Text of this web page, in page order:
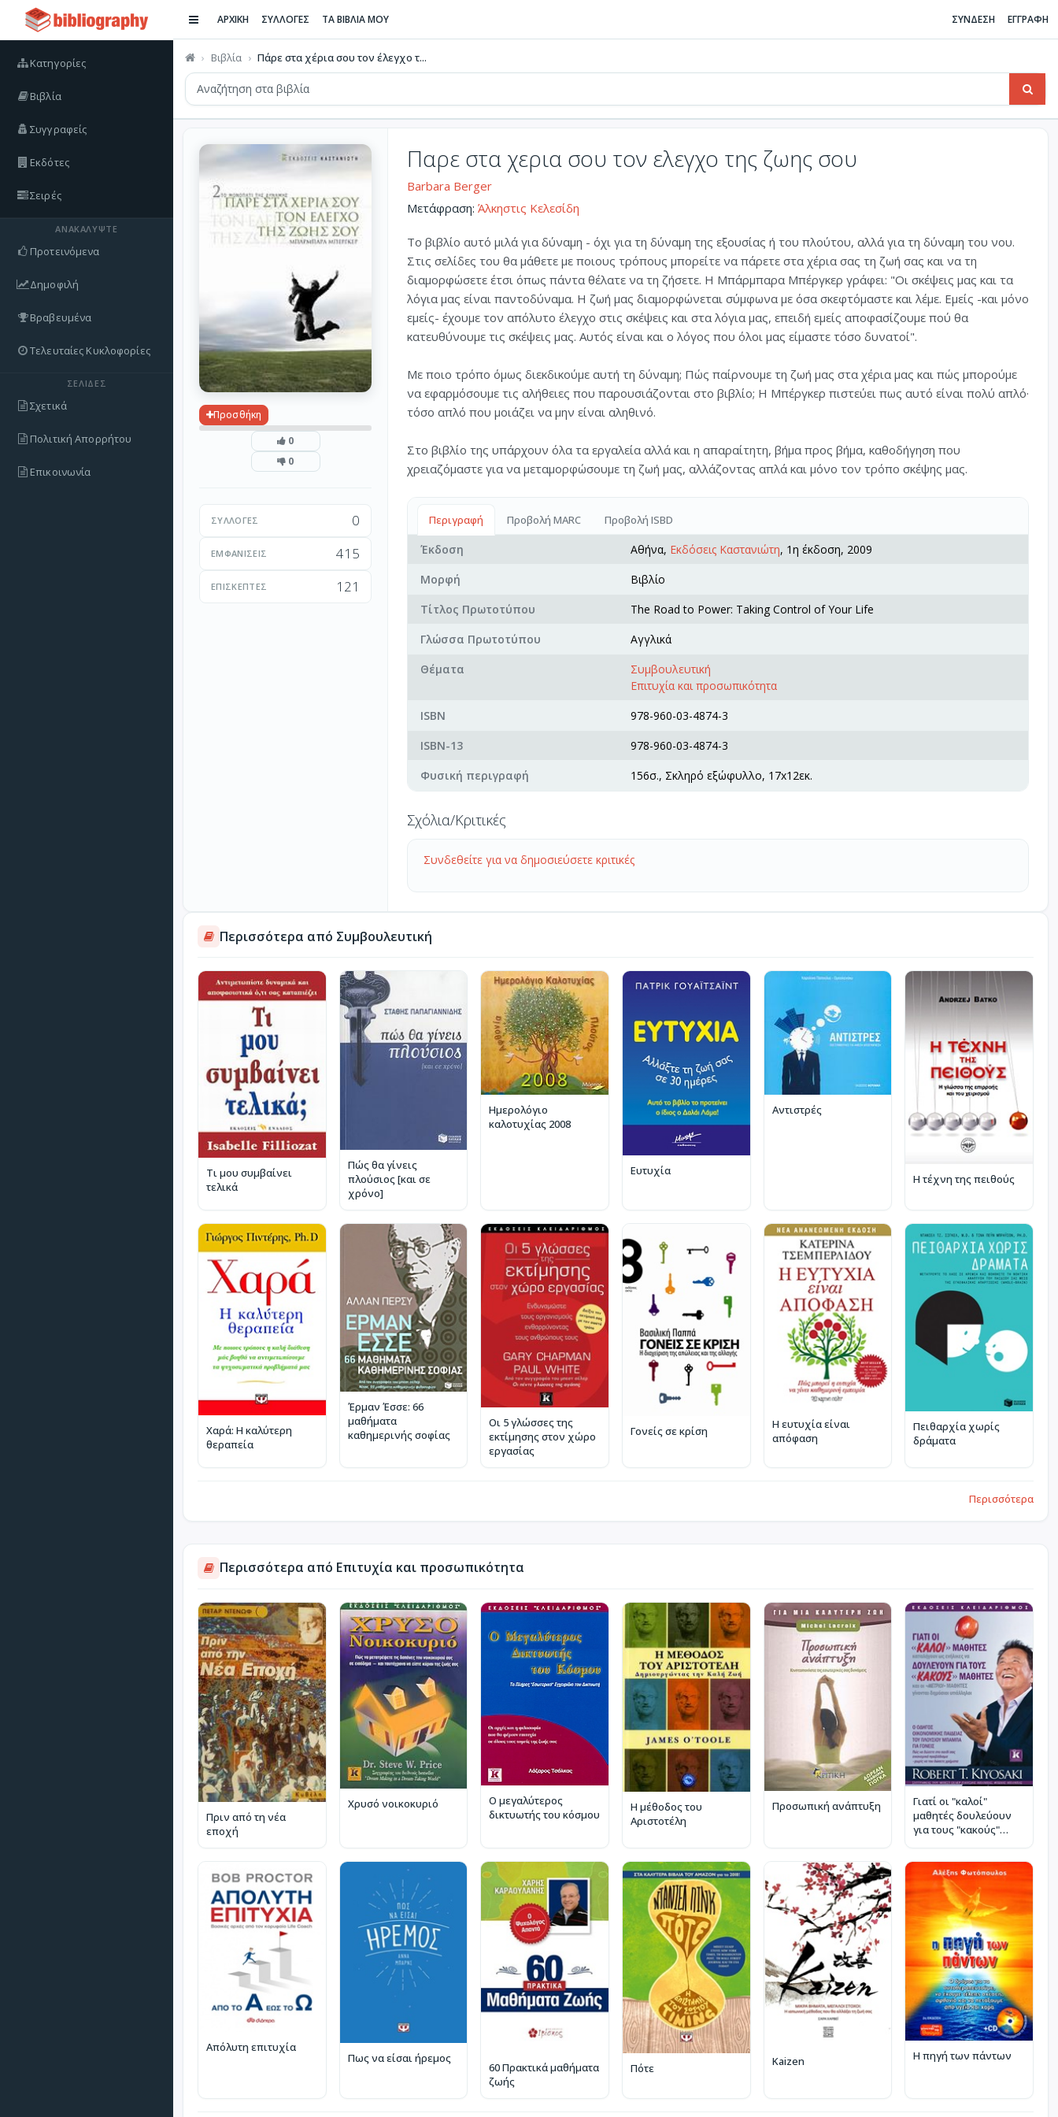
Κατηγορίες
Βιβλία
Συγγραφείς
Εκδότες
Σειρές
ΑΝΑΚΑΛΎΨΤΕ
Προτεινόμενα
Δημοφιλή
Βραβευμένα
Τελευταίες Κυκλοφορίες
ΣΕΛΊΔΕΣ
Σχετικά
Πολιτική Απορρήτου
Επικοινωνία
ΑΡΧΙΚΗ ΣΥΛΛΟΓΕΣ ΤΑ ΒΙΒΛΙΑ ΜΟΥ ΣΥΝΔΕΣΗ ΕΓΓΡΑΦΗ
Βιβλία Πάρε στα χέρια σου τον έλεγχο τ...
Προσθήκη
0
0
ΣΥΛΛΟΓΈΣ 0
ΕΜΦΑΝΊΣΕΙΣ 415
ΕΠΙΣΚΈΠΤΕΣ 121
Παρε στα χερια σου τον ελεγχο της ζωης σου
Barbara Berger
Μετάφραση: Άλκηστις Κελεσίδη
Το βιβλίο αυτό μιλά για δύναμη - όχι για τη δύναμη της εξουσίας ή του πλούτου, αλλά για τη δύναμη του νου.
Στις σελίδες του θα μάθετε με ποιους τρόπους μπορείτε να πάρετε στα χέρια σας τη ζωή σας και να τη
διαμορφώσετε έτσι όπως πάντα θέλατε να τη ζήσετε. Η Μπάρμπαρα Μπέργκερ γράφει: "Οι σκέψεις μας και τα
λόγια μας είναι παντοδύναμα. Η ζωή μας διαμορφώνεται σύμφωνα με όσα σκεφτόμαστε και λέμε. Εμείς -και μόνο
εμείς- έχουμε τον απόλυτο έλεγχο στις σκέψεις και στα λόγια μας, επειδή εμείς αποφασίζουμε πού θα
κατευθύνουμε τις σκέψεις μας. Αυτός είναι και ο λόγος που όλοι μας είμαστε τόσο δυνατοί".
Με ποιο τρόπο όμως διεκδικούμε αυτή τη δύναμη; Πώς παίρνουμε τη ζωή μας στα χέρια μας και πώς μπορούμε
να εφαρμόσουμε τις αλήθειες που παρουσιάζονται στο βιβλίο; Η Μπέργκερ πιστεύει πως αυτό είναι πολύ απλό·
τόσο απλό που μοιάζει να μην είναι αληθινό.
Στο βιβλίο της υπάρχουν όλα τα εργαλεία αλλά και η απαραίτητη, βήμα προς βήμα, καθοδήγηση που
χρειαζόμαστε για να μεταμορφώσουμε τη ζωή μας, αλλάζοντας απλά και μόνο τον τρόπο σκέψης μας.
Περιγραφή Προβολή MARC Προβολή ISBD
Έκδοση Αθήνα, Εκδόσεις Καστανιώτη, 1η έκδοση, 2009
Μορφή
Βιβλίο
Τίτλος Πρωτοτύπου
The Road to Power: Taking Control of Your Life
Γλώσσα Πρωτοτύπου
Αγγλικά
Θέματα
Συμβουλευτική
Επιτυχία και προσωπικότητα
ISBN
978-960-03-4874-3
ISBN-13
978-960-03-4874-3
Φυσική περιγραφή
156σ., Σκληρό εξώφυλλο, 17x12εκ.
Σχόλια/Κριτικές
Συνδεθείτε για να δημοσιεύσετε κριτικές
Περισσότερα από Συμβουλευτική
Τι μου συμβαίνει
τελικά
Πώς θα γίνεις
πλούσιος [και σε
χρόνο]
Ημερολόγιο
καλοτυχίας 2008
Ευτυχία
Αντιστρές
Η τέχνη της πειθούς
Χαρά: Η καλύτερη
θεραπεία
Έρμαν Έσσε: 66
μαθήματα
καθημερινής σοφίας
Οι 5 γλώσσες της
εκτίμησης στον χώρο
εργασίας
Γονείς σε κρίση
Η ευτυχία είναι
απόφαση
Πειθαρχία χωρίς
δράματα
Περισσότερα
Περισσότερα από Επιτυχία και προσωπικότητα
Πριν από τη νέα
εποχή
Χρυσό νοικοκυριό
Ο μεγαλύτερος
δικτυωτής του κόσμου
Η μέθοδος του
Αριστοτέλη
Προσωπική ανάπτυξη
Γιατί οι "καλοί"
μαθητές δουλεύουν
για τους "κακούς"
Απόλυτη επιτυχία
Πως να είσαι ήρεμος
60 Πρακτικά μαθήματα
ζωής
Πότε
Kaizen Η πηγή των πάντων